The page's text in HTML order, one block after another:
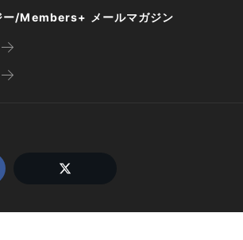
ー/Members+ メールマガジン